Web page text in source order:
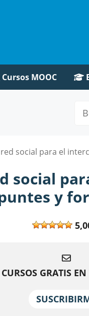
Cursos MOOC
social para el
social
y
CURSOS GRATIS